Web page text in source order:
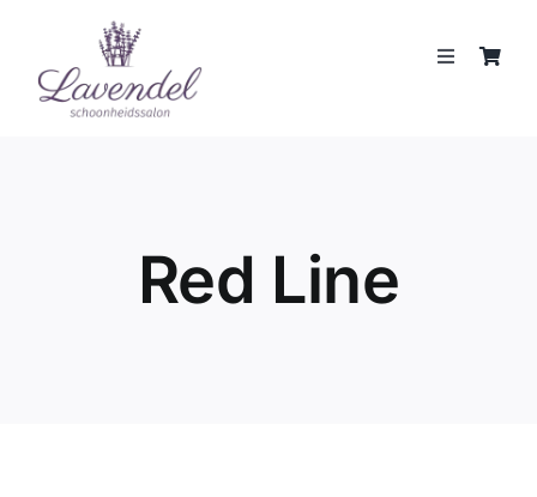
content
Toggle
JOUW HUIDCOACH
Red Line